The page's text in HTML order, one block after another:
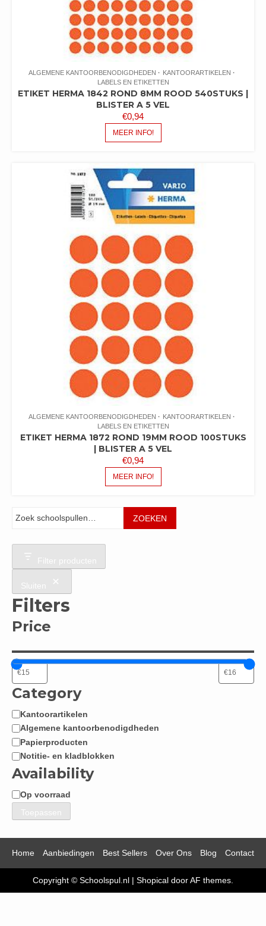
ALGEMENE KANTOORBENODIGDHEDEN
KANTOORARTIKELEN
LABELS EN ETIKETTEN
ETIKET HERMA 1842 ROND 8MM ROOD 540STUKS |
BLISTER A 5 VEL
€0,94
MEER INFO!
ALGEMENE KANTOORBENODIGDHEDEN
KANTOORARTIKELEN
LABELS EN ETIKETTEN
ETIKET HERMA 1872 ROND 19MM ROOD 100STUKS
| BLISTER A 5 VEL
€0,94
MEER INFO!
ZOEKEN
Filter producten
Sluiten
Filters
Price
Category
Categorie
Kantoorartikelen
Algemene kantoorbenodigdheden
Papierproducten
Notitie- en kladblokken
Availability
Beschikbaarheid
Op voorraad
Toepassen
Home Aanbiedingen Best Sellers Over Ons Blog Contact
Copyright © Schoolspul.nl | Shopical door AF themes.